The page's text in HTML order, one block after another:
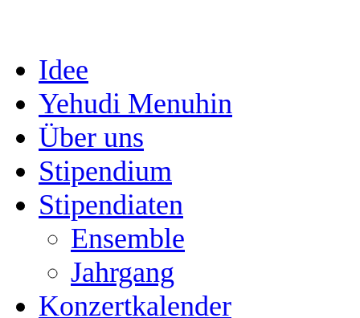
Idee
Yehudi Menuhin
Über uns
Stipendium
Stipendiaten
Ensemble
Jahrgang
Konzertkalender